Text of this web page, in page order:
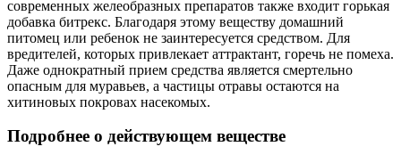
современных желеобразных препаратов также входит горькая
добавка битрекс. Благодаря этому веществу домашний
питомец или ребенок не заинтересуется средством. Для
вредителей, которых привлекает аттрактант, горечь не помеха.
Даже однократный прием средства является смертельно
опасным для муравьев, а частицы отравы остаются на
хитиновых покровах насекомых.
Подробнее о действующем веществе